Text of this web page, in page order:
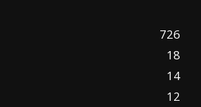
726
18
14
12